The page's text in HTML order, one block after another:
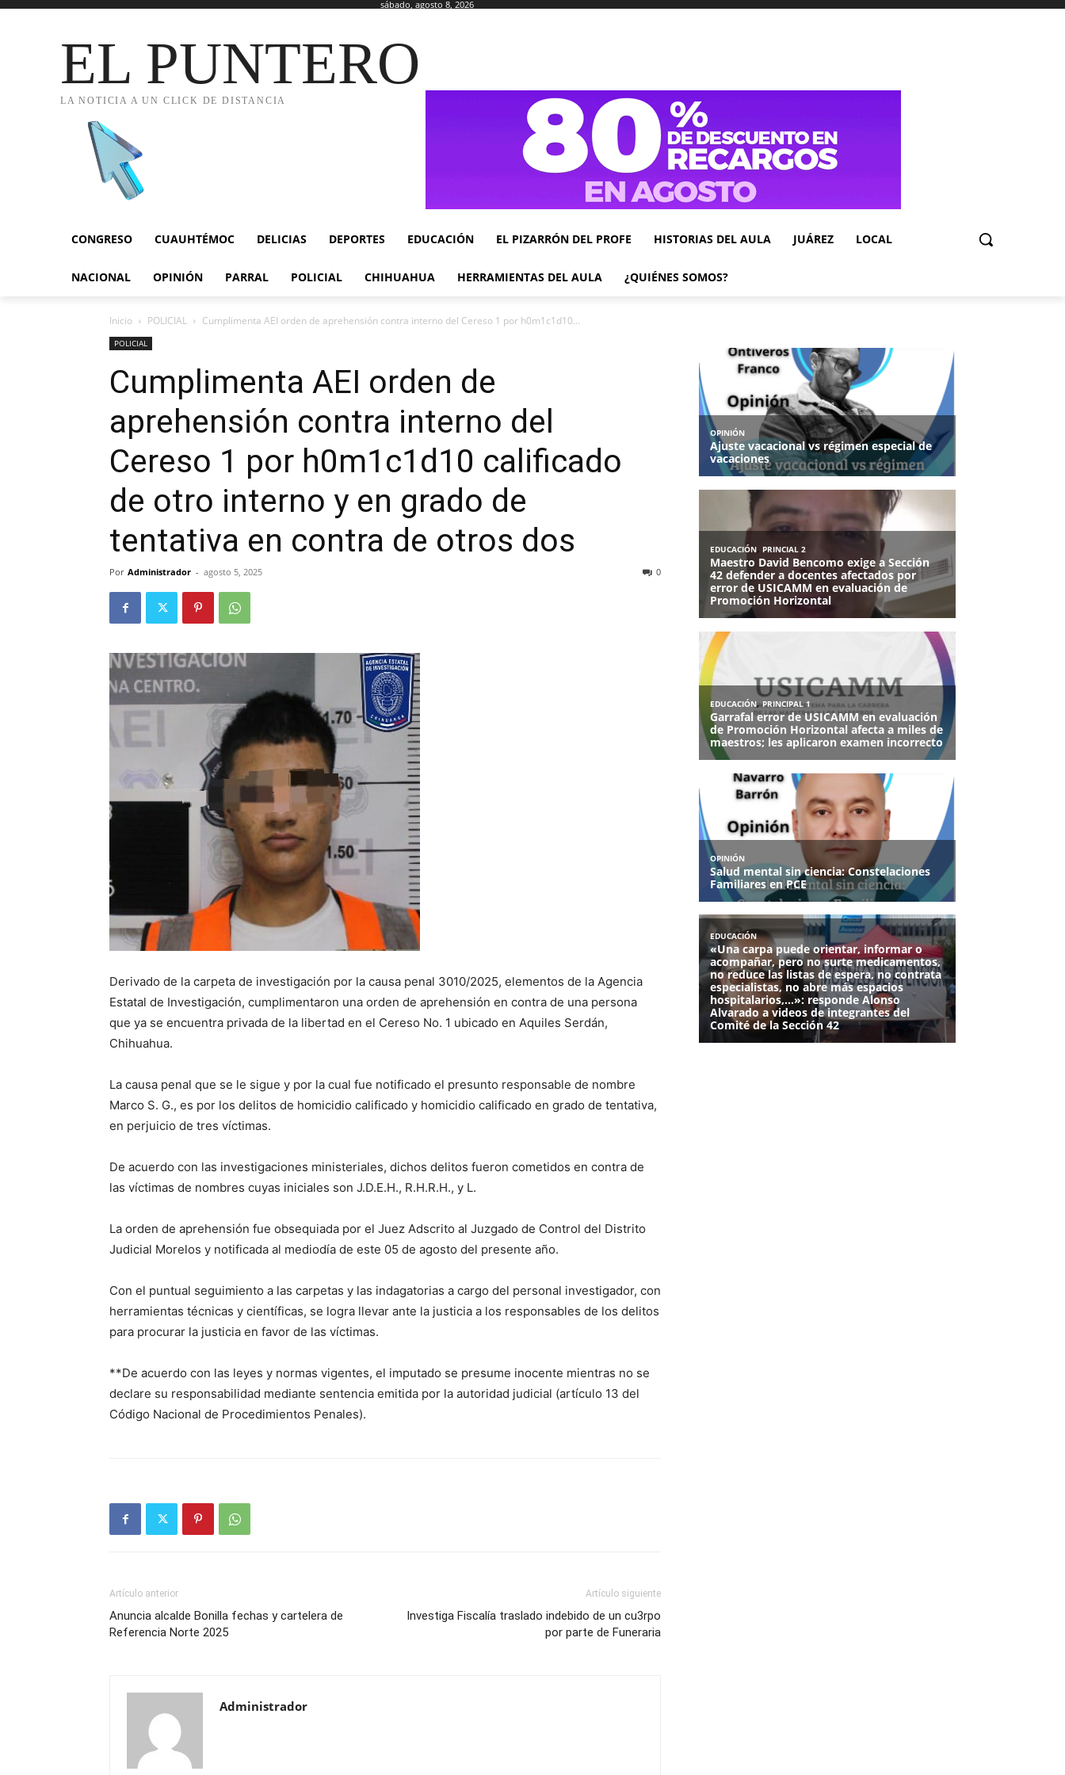
sábado, agosto 8, 2026
EL PUNTERO
LA NOTICIA A UN CLICK DE DISTANCIA
CONGRESO CUAUHTÉMOC DELICIAS DEPORTES EDUCACIÓN EL PIZARRÓN DEL PROFE HISTORIAS DEL AULA JUÁREZ LOCAL
NACIONAL OPINIÓN PARRAL POLICIAL CHIHUAHUA HERRAMIENTAS DEL AULA ¿QUIÉNES SOMOS?
Inicio POLICIAL Cumplimenta AEI orden de aprehensión contra interno del Cereso 1 por h0m1c1d10...
POLICIAL
Cumplimenta AEI orden de
aprehensión contra interno del
Cereso 1 por h0m1c1d10 calificado
de otro interno y en grado de
tentativa en contra de otros dos
Por Administrador - agosto 5, 2025 0
Derivado de la carpeta de investigación por la causa penal 3010/2025, elementos de la Agencia
Estatal de Investigación, cumplimentaron una orden de aprehensión en contra de una persona
que ya se encuentra privada de la libertad en el Cereso No. 1 ubicado en Aquiles Serdán,
Chihuahua.
La causa penal que se le sigue y por la cual fue notificado el presunto responsable de nombre
Marco S. G., es por los delitos de homicidio calificado y homicidio calificado en grado de tentativa,
en perjuicio de tres víctimas.
De acuerdo con las investigaciones ministeriales, dichos delitos fueron cometidos en contra de
las víctimas de nombres cuyas iniciales son J.D.E.H., R.H.R.H., y L.
La orden de aprehensión fue obsequiada por el Juez Adscrito al Juzgado de Control del Distrito
Judicial Morelos y notificada al mediodía de este 05 de agosto del presente año.
Con el puntual seguimiento a las carpetas y las indagatorias a cargo del personal investigador, con
herramientas técnicas y científicas, se logra llevar ante la justicia a los responsables de los delitos
para procurar la justicia en favor de las víctimas.
**De acuerdo con las leyes y normas vigentes, el imputado se presume inocente mientras no se
declare su responsabilidad mediante sentencia emitida por la autoridad judicial (artículo 13 del
Código Nacional de Procedimientos Penales).
Artículo anterior
Anuncia alcalde Bonilla fechas y cartelera de
Referencia Norte 2025
Artículo siguiente
Investiga Fiscalía traslado indebido de un cu3rpo
por parte de Funeraria
Administrador